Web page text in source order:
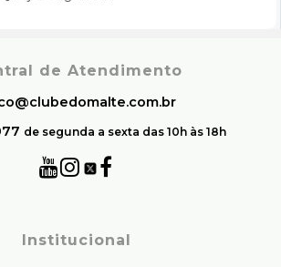
de Atendimento
de segunda a sexta das 10h às 18h
Institucional